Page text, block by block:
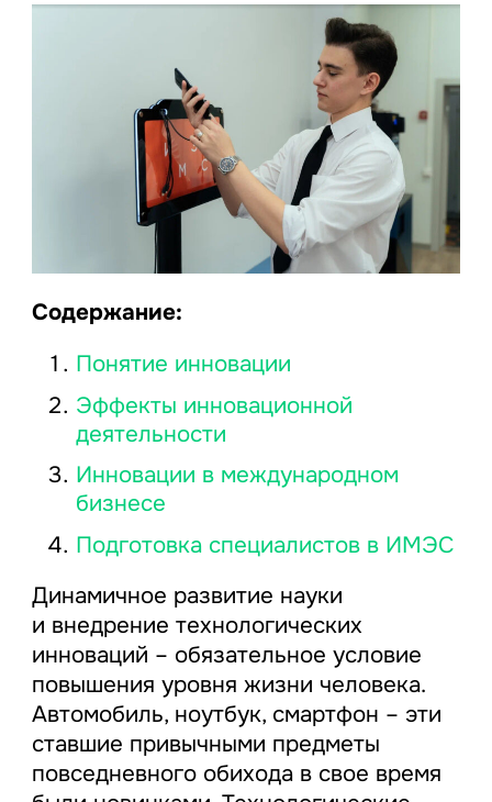
Содержание:
Понятие инновации
Эффекты инновационной
деятельности
Инновации в международном
бизнесе
Подготовка специалистов в ИМЭС
Динамичное развитие науки
и внедрение технологических
инноваций – обязательное условие
повышения уровня жизни человека.
Автомобиль, ноутбук, смартфон – эти
ставшие привычными предметы
повседневного обихода в свое время